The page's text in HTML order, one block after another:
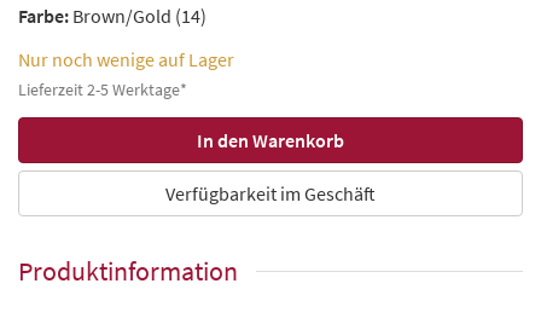
Farbe: Brown/Gold (14)
Nur noch wenige auf Lager
Lieferzeit 2-5 Werktage*
Verfügbarkeit im Geschäft
Produktinformation